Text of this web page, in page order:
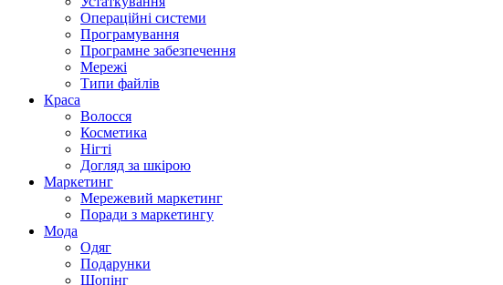
Операційні системи
Програмування
Програмне забезпечення
Мережі
Типи файлів
Краса
Волосся
Косметика
Нігті
Догляд за шкірою
Маркетинг
Мережевий маркетинг
Поради з маркетингу
Мода
Одяг
Подарунки
Шопінг